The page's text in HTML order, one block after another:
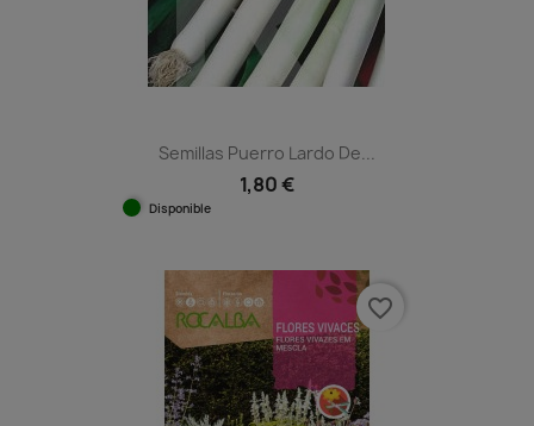
Semillas Puerro Lardo De...
1,80 €
Disponible
favorite_border